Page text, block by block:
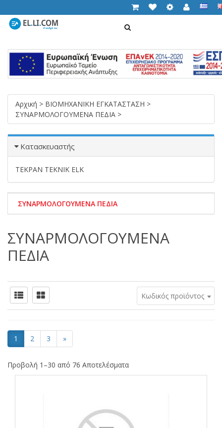
Αρχική > ΒΙΟΜΗΧΑΝΙΚΗ ΕΓΚΑΤΑΣΤΑΣΗ >
ΣΥΝΑΡΜΟΛΟΓΟΥΜΕΝΑ ΠΕΔΙΑ >
Κατασκευαστής
TEKPAN TEKNIK ELK
ΣΥΝΑΡΜΟΛΟΓΟΥΜΕΝΑ ΠΕΔΙΑ
ΣΥΝΑΡΜΟΛΟΓΟΥΜΕΝΑ
ΠΕΔΙΑ
Κωδικός προϊόντος
1 2 3 »
Προβολή 1–30 από 76 Αποτελέσματα